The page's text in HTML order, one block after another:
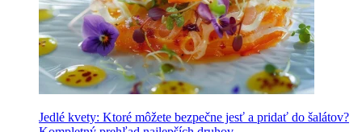
Jedlé kvety: Ktoré môžete bezpečne jesť a pridať do šalátov?